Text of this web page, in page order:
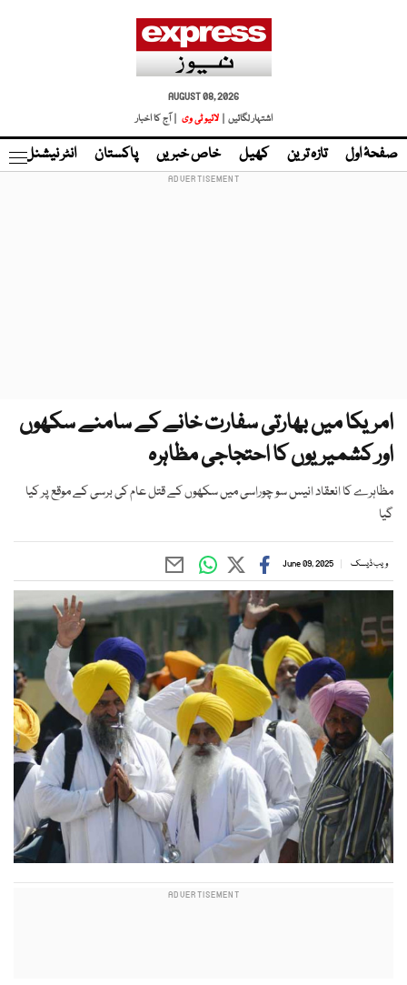
AUGUST 08, 2026
اشتہار لگائیں |
لائیو ٹی وی | آج کا اخبار
صفحۂ اول تازہ ترین کھیل خاص خبریں پاکستان انٹر نیشنل
امریکا میں بھارتی سفارت خانے کے سامنے سکھوں
اور کشمیریوں کا احتجاجی مظاہرہ
مظاہرے کا انعقاد انیس سو چوراسی میں سکھوں کے قتل عام کی برسی کے موقع پر کیا
گیا
ویب ڈیسک June 09, 2025